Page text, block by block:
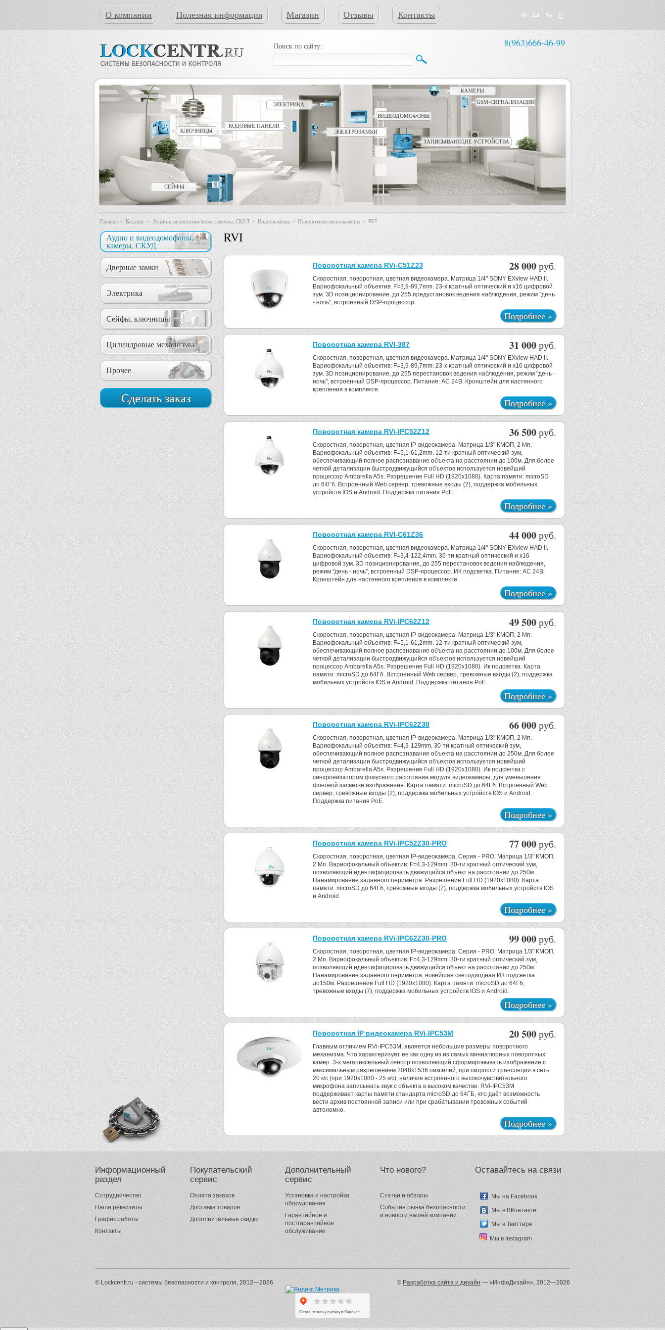
О компании Полезная информация Магазин Отзывы Контакты
8(963)666-46-99
Поиск по сайту:
КАМЕРЫ
ЭЛЕКТРИКА GSM-СИГНАЛИЗАЦИИ
ВИДЕОДОМОФОНЫ
КЛЮЧНИЦЫ
КОДОВЫЕ ПАНЕЛИ
ЭЛЕКТРОЗАМКИ
ЗАПИСЫВАЮЩИЕ УСТРОЙСТВА
СЕЙФЫ
Главная > Каталог > Аудио и видеодомофоны, камеры, СКУД > Видеокамеры > Поворотные видеокамеры > RVI
RVI
28 000руб.
Поворотная камера RVi-C51Z23
Скоростная, поворотная, цветная видеокамера. Матрица 1/4" SONY EXview HAD II.
Вариофокальный объектив: F=3,9-89,7mm. 23-х кратный оптический и х16 цифровой
зум. 3D позиционирование, до 255 предустановок ведения наблюдения, режим "день
- ночь", встроенный DSP-процессор.
Подробнее »
31 000руб.
Поворотная камера RVI-387
Скоростная, поворотная, цветная видеокамера. Матрица 1/4" SONY EXview HAD II.
Вариофокальный объектив: F=3,9-89,7mm. 23-х кратный оптический и х16 цифровой
зум. 3D позиционирование, до 255 перестановок ведения наблюдения, режим "день -
ночь", встроенный DSP-процессор. Питание: АС 24В. Кронштейн для настенного
крепления в комплекте.
Подробнее »
36 500руб.
Поворотная камера RVi-IPC52Z12
Скоростная, поворотная, цветная IP-видеокамера. Матрица 1/3" КМОП, 2 Мп.
Вариофокальный объектив: F=5,1-61,2mm. 12-ти кратный оптический зум,
обеспечивающий полное распознавание объекта на расстоянии до 100м. Для более
четкой детализации быстродвижущийся объектов используется новейший
процессор Ambarella A5s. Разрешение Full HD (1920х1080). Карта памяти: microSD
до 64Гб. Встроенный Web сервер, тревожные входы (2), поддержка мобильных
устройств IOS и Android. Поддержка питания PoE.
Подробнее »
44 000руб.
Поворотная камера RVI-C61Z36
Скоростная, поворотная, цветная видеокамера. Матрица 1/4" SONY EXview HAD II.
Вариофокальный объектив: F=3,4-122,4mm. 36-ти кратный оптический и х16
цифровой зум. 3D позиционирование, до 255 перестановок ведения наблюдения,
режим "день - ночь", встроенный DSP-процессор. ИК подсветка. Питание: АС 24В.
Кронштейн для настенного крепления в комплекте.
Подробнее »
49 500руб.
Поворотная камера RVi-IPC62Z12
Скоростная, поворотная, цветная IP-видеокамера. Матрица 1/3" КМОП, 2 Мп.
Вариофокальный объектив: F=5,1-61,2mm. 12-ти кратный оптический зум,
обеспечивающий полное распознавание объекта на расстоянии до 100м. Для более
четкой детализации быстродвижущийся объектов используется новейший
процессор Ambarella A5s. Разрешение Full HD (1920х1080). Ик подсветка. Карта
памяти: microSD до 64Гб. Встроенный Web сервер, тревожные входы (2), поддержка
мобильных устройств IOS и Android. Поддержка питания PoE.
Подробнее »
66 000руб.
Поворотная камера RVi-IPC62Z30
Скоростная, поворотная, цветная IP-видеокамера. Матрица 1/3" КМОП, 2 Мп.
Вариофокальный объектив: F=4,3-129mm. 30-ти кратный оптический зум,
обеспечивающий полное распознавание объекта на расстоянии до 250м. Для более
четкой детализации быстродвижущийся объектов используется новейший
процессор Ambarella A5s. Разрешение Full HD (1920х1080). Ик подсветка с
синхронизатором фокусного расстояния модуля видеокамеры, для уменьшения
фоновой засветки изображения. Карта памяти: microSD до 64Гб. Встроенный Web
сервер, тревожные входы (2), поддержка мобильных устройств IOS и Android.
Поддержка питания PoE.
Подробнее »
77 000руб.
Поворотная камера RVi-IPC52Z30-PRO
Скоростная, поворотная, цветная IP-видеокамера. Серия - PRO. Матрица 1/3" КМОП,
2 Мп. Вариофокальный объектив: F=4,3-129mm. 30-ти кратный оптический зум,
позволяющий идентифицировать движущийся объект на расстоянии до 250м.
Панамирование заданного периметра. Разрешение Full HD (1920х1080). Карта
памяти: microSD до 64Гб, тревожные входы (7), поддержка мобильных устройств IOS
и Android
Подробнее »
99 000руб.
Поворотная камера RVi-IPC62Z30-PRO
Скоростная, поворотная, цветная IP-видеокамера. Серия - PRO. Матрица 1/3" КМОП,
2 Мп. Вариофокальный объектив: F=4,3-129mm. 30-ти кратный оптический зум,
позволяющий идентифицировать движущийся объект на расстоянии до 250м.
Панамирование заданного периметра, новейшая светодиодная ИК подсветка
до150м. Разрешение Full HD (1920х1080). Карта памяти: microSD до 64Гб,
тревожные входы (7), поддержка мобильных устройств IOS и Android.
Подробнее »
20 500руб.
Поворотная IP видеокамера RVi-IPC53M
Главным отличием RVi-IPC53M, является небольшие размеры поворотного
механизма. Что характеризует ее как одну из из самых миниатюрных поворотных
камер. 3-х мегапиксельный сенсор позволяющий сформировывать изображение с
максимальным разрешением 2048x1536 пикселей, при скорости трансляции в сеть
20 к/с (при 1920х1080 - 25 к/с), наличие встроенного высокочувствительного
микрофона записывать звук с объекта в высоком качестве. RVi-IPC53M
поддерживает карты памяти стандарта microSD до 64ГБ, что даёт возможность
вести архив постоянной записи или при срабатывании тревожных событий
автономно.
Подробнее »
Аудио и видеодомофоны,
камеры, СКУД
Дверные замки
Электрика
Сейфы, ключницы
Цилиндровые механизмы
Прочее
Сделать заказ
Информационный
раздел
Сотрудничество
Наши реквизиты
График работы
Контакты
Покупательский
сервис
Оплата заказов
Доставка товаров
Дополнительные скидки
Дополнительный
сервис
Установка и настройка
оборудования
Гарантийное и
постгарантийное
обслуживание
Что нового?
Статьи и обзоры
События рынка безопасности
и новости нашей компании
Оставайтесь на связи
Мы на Facebook
Мы в ВКонтакте
Мы в Твиттере
Мы в Instagram
© Lockcentr.ru - системы безопасности и контроля, 2012—2026 © Разработка сайта и дизайн — «ИнфоДизайн», 2012—2026